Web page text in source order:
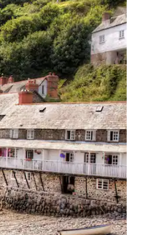
appuyant et en faisant glisser.